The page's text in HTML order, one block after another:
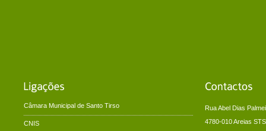
Câmara Municipal de Santo Tirso
CNIS
Rua Abel Dias
4780-010 Areias STS